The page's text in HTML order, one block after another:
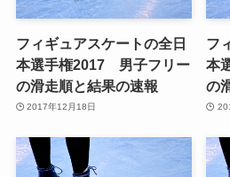
フィギュアスケートの全日
本選手権2017 男子フリー
の滑走順と結果の速報
2017年12月18日
フ
本
の